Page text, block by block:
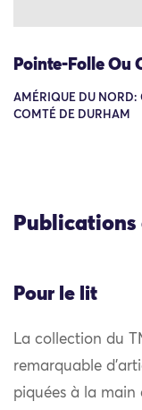
Pointe-Folle Ou
AMÉRIQUE DU NORD:
COMTÉ DE DURHAM
Publications
Pour le lit
La collection du
remarquable
piquées à la main